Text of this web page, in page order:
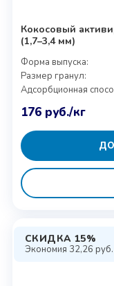
Кокосовый
(1,7–3,4 мм)
Форма выпуска:
Размер гранул:
Адсорбционная
176 руб./кг
СКИДКА 15%
Экономия 32,26 руб.